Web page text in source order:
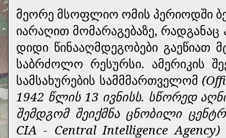
მეორე მსოფლიო ომის პერიოდში
იარაღით მომარაგებაზე,
დიდი წინააღმდეგობები გაეწიათ
საბრძოლო რესურსი. ამერიკის
სამსახურების სამმმართველომ
1942 წლის 13 ივნისს. სწორედ
შემდგომ შეიქმნა ცნობილი
CIA - Central Intelligence Agency)